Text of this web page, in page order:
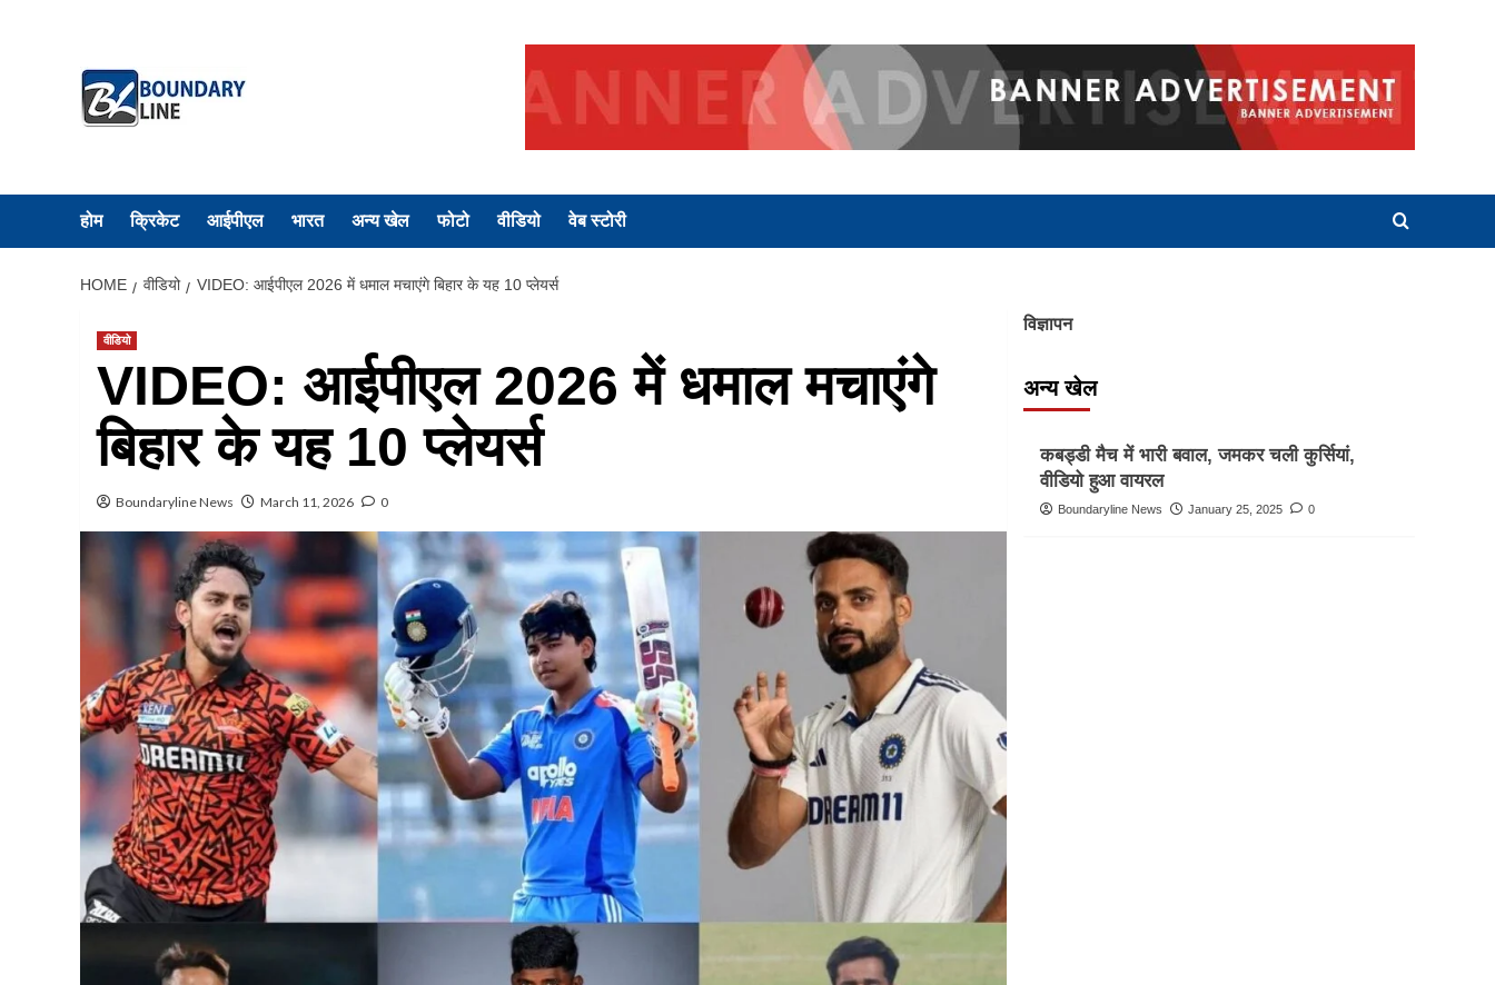
होम क्रिकेट आईपीएल भारत अन्य खेल फोटो वीडियो वेब स्टोरी
HOME वीडियो VIDEO: आईपीएल 2026 में धमाल मचाएंगे बिहार के यह 10 प्लेयर्स
वीडियो
VIDEO: आईपीएल 2026 में धमाल मचाएंगे
बिहार के यह 10 प्लेयर्स
Boundaryline News March 11, 2026 0
विज्ञापन
अन्य खेल
Other Sports
कबड्डी मैच में भारी बवाल, जमकर चली कुर्सियां,
वीडियो हुआ वायरल
Boundaryline News January 25, 2025 0